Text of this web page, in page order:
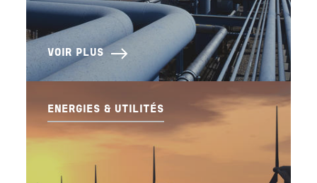
VOIR PLUS
ENERGIES & UTILITÉS